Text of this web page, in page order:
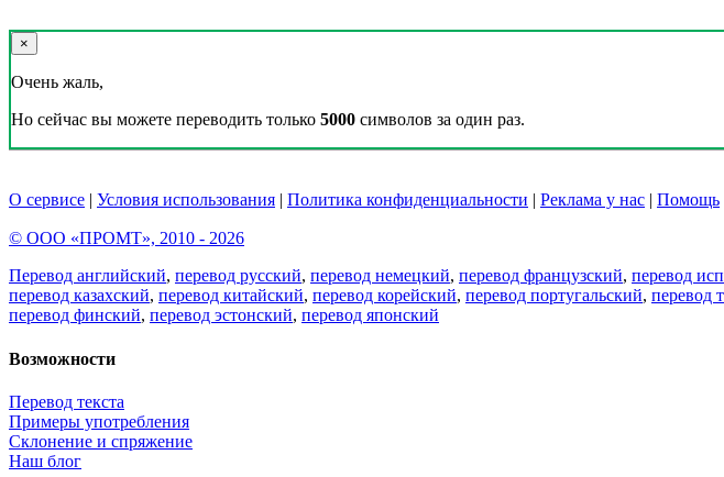
×
Очень жаль,
Но сейчас вы можете переводить только 5000 символов за один раз.
О сервисе | Условия использования | Политика конфиденциальности | Реклама у нас | Помощь
© ООО «ПРОМТ», 2010 - 2026
Перевод английский, перевод русский, перевод немецкий, перевод французский, перевод
перевод казахский, перевод китайский, перевод корейский, перевод португальский, перевод
перевод финский, перевод эстонский, перевод японский
Возможности
Перевод текста
Примеры употребления
Склонение и спряжение
Наш блог